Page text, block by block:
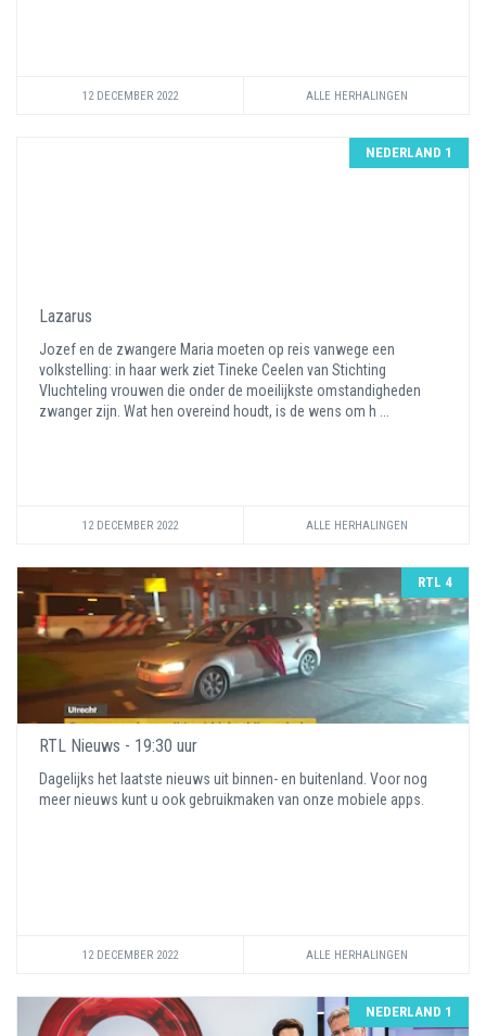
12 DECEMBER 2022 ALLE HERHALINGEN
NEDERLAND 1
Lazarus
Jozef en de zwangere Maria moeten op reis vanwege een
volkstelling: in haar werk ziet Tineke Ceelen van Stichting
Vluchteling vrouwen die onder de moeilijkste omstandigheden
zwanger zijn. Wat hen overeind houdt, is de wens om h ...
12 DECEMBER 2022 ALLE HERHALINGEN
RTL 4
RTL Nieuws - 19:30 uur
Dagelijks het laatste nieuws uit binnen- en buitenland. Voor nog
meer nieuws kunt u ook gebruikmaken van onze mobiele apps.
12 DECEMBER 2022 ALLE HERHALINGEN
NEDERLAND 1